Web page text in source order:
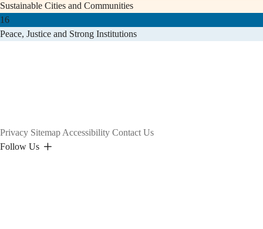
Sustainable Cities and Communities
16
Peace, Justice and Strong Institutions
Privacy Sitemap Accessibility Contact Us
Follow Us